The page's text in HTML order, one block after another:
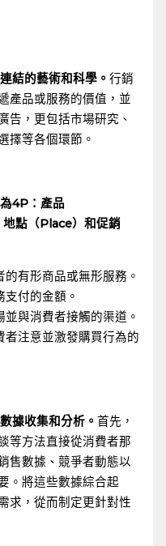
結的藝術和科學。行銷
產品或服務的價值，並
告，更包括市場研究、
擇等各個環節。
4P：產品
點（Place）和促銷
有形商品或無形服務。
付的金額。
與消費者接觸的渠道。
者注意並激發購買行為的
據收集和分析。首先，
等方法直接從消費者那
售數據、競爭者動態以
。將這些數據綜合起
求，從而制定更針對性